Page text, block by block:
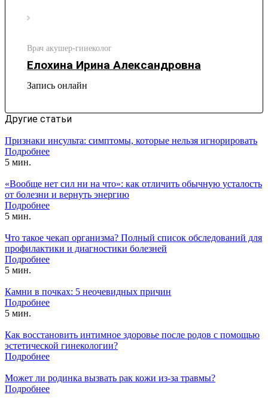
Врач акушер-гинеколог
Елохина Ирина Александровна
Запись онлайн
Другие статьи
Признаки инсульта: симптомы, которые нельзя игнорировать
Подробнее
5 мин.
«Вообще нет сил ни на что»: как отличить обычную усталость
от болезни и вернуть энергию
Подробнее
5 мин.
Что такое чекап организма? Полный список обследований для
профилактики и диагностики болезней
Подробнее
5 мин.
Камни в почках: 5 неочевидных причин
Подробнее
5 мин.
Как восстановить интимное здоровье после родов с помощью
эстетической гинекологии?
Подробнее
Может ли родинка вызвать рак кожи из-за травмы?
Подробнее